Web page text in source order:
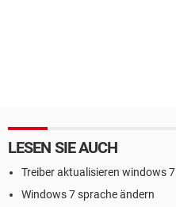
LESEN SIE AUCH
Treiber aktualisieren windows 7
Windows 7 sprache ändern